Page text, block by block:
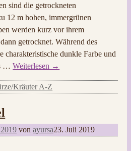
sind die getrockneten
12 m hohen, immergrünen
werden kurz vor ihrem
getrocknet. Während des
charakteristische dunkle Farbe und
… Weiterlesen →
Kräuter A-Z
vonayursa23. Juli 2019